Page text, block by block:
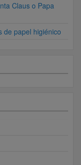
Claus o Papa
de papel higiénico